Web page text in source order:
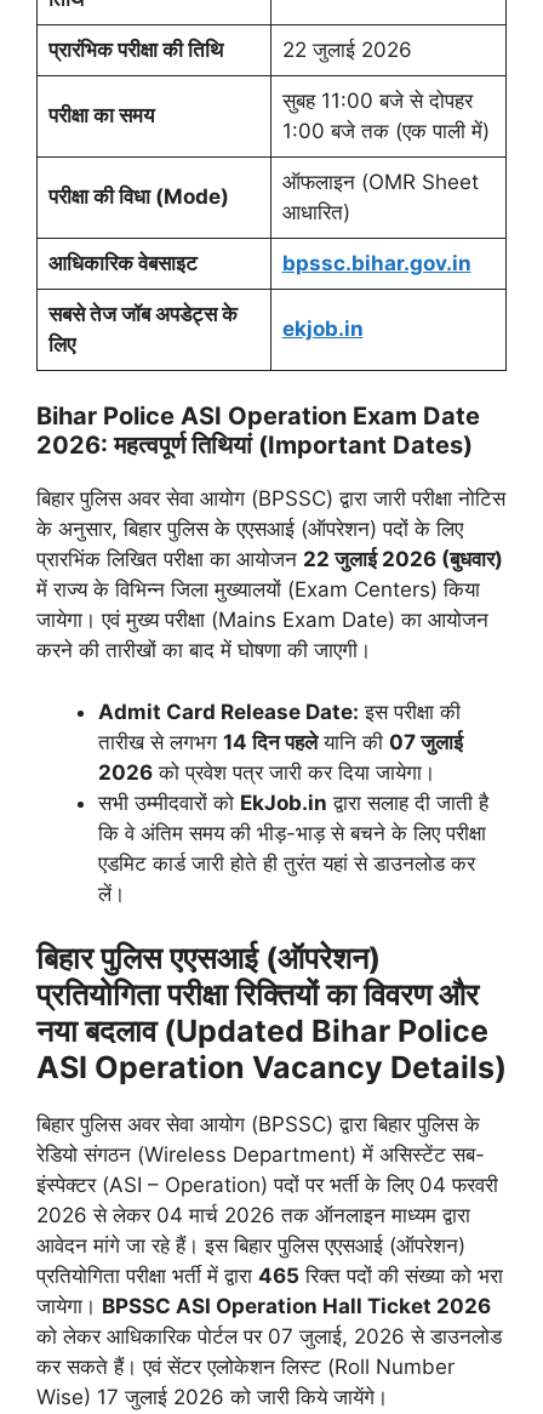
प्रारंभिक परीक्षा की तिथि 22 जुलाई 2026
परीक्षा का समय
सुबह 11:00 बजे से दोपहर
1:00 बजे तक (एक पाली में)
परीक्षा की विधा (Mode)
ऑफलाइन (OMR Sheet
आधारित)
आधिकारिक वेबसाइट bpssc.bihar.gov.in
सबसे तेज जॉब अपडेट्स के
लिए
ekjob.in
Bihar Police ASI Operation Exam Date
2026: महत्वपूर्ण तिथियां (Important Dates)
बिहार पुलिस अवर सेवा आयोग (BPSSC) द्वारा जारी परीक्षा नोटिस
के अनुसार, बिहार पुलिस के एएसआई (ऑपरेशन) पदों के लिए
प्रारभिंक लिखित परीक्षा का आयोजन 22 जुलाई 2026 (बुधवार)
में राज्य के विभिन्न जिला मुख्यालयों (Exam Centers) किया
जायेगा। एवं मुख्य परीक्षा (Mains Exam Date) का आयोजन
करने की तारीखों का बाद में घोषणा की जाएगी।
Admit Card Release Date: इस परीक्षा की
तारीख से लगभग 14 दिन पहलेयानि की 07 जुलाई
2026 को प्रवेश पत्र जारी कर दिया जायेगा।
सभी उम्मीदवारों को EkJob.in द्वारा सलाह दी जाती है
कि वे अंतिम समय की भीड़-भाड़ से बचने के लिए परीक्षा
एडमिट कार्ड जारी होते ही तुरंत यहां से डाउनलोड कर
लें।
बिहार पुलिस एएसआई (ऑपरेशन)
प्रतियोगिता परीक्षा रिक्तियों का विवरण और
नया बदलाव (Updated Bihar Police
ASI Operation Vacancy Details)
बिहार पुलिस अवर सेवा आयोग (BPSSC) द्वारा बिहार पुलिस के
रेडियो संगठन (Wireless Department) में असिस्टेंट सब-
इंस्पेक्टर (ASI – Operation) पदों पर भर्ती के लिए 04 फरवरी
2026 से लेकर 04 मार्च 2026 तक ऑनलाइन माध्यम द्वारा
आवेदन मांगे जा रहे हैं। इस बिहार पुलिस एएसआई (ऑपरेशन)
प्रतियोगिता परीक्षा भर्ती में द्वारा 465 रिक्त पदों की संख्या को भरा
जायेगा। BPSSC ASI Operation Hall Ticket 2026
को लेकर आधिकारिक पोर्टल पर 07 जुलाई, 2026 से डाउनलोड
कर सकते हैं। एवं सेंटर एलोकेशन लिस्ट (Roll Number
Wise) 17 जुलाई 2026 को जारी किये जायेंगे।